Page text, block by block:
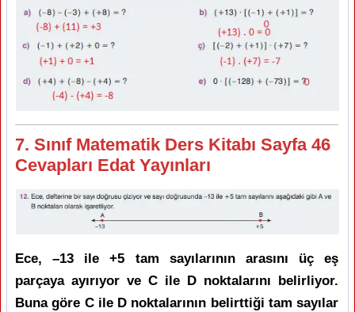
7. Sınıf Matematik Ders Kitabı Sayfa 46
Cevapları Edat Yayınları
Ece, –13 ile +5 tam sayılarının arasını üç eş
parçaya ayırıyor ve C ile D noktalarını belirliyor.
Buna göre C ile D noktalarının belirttiği tam sayılar